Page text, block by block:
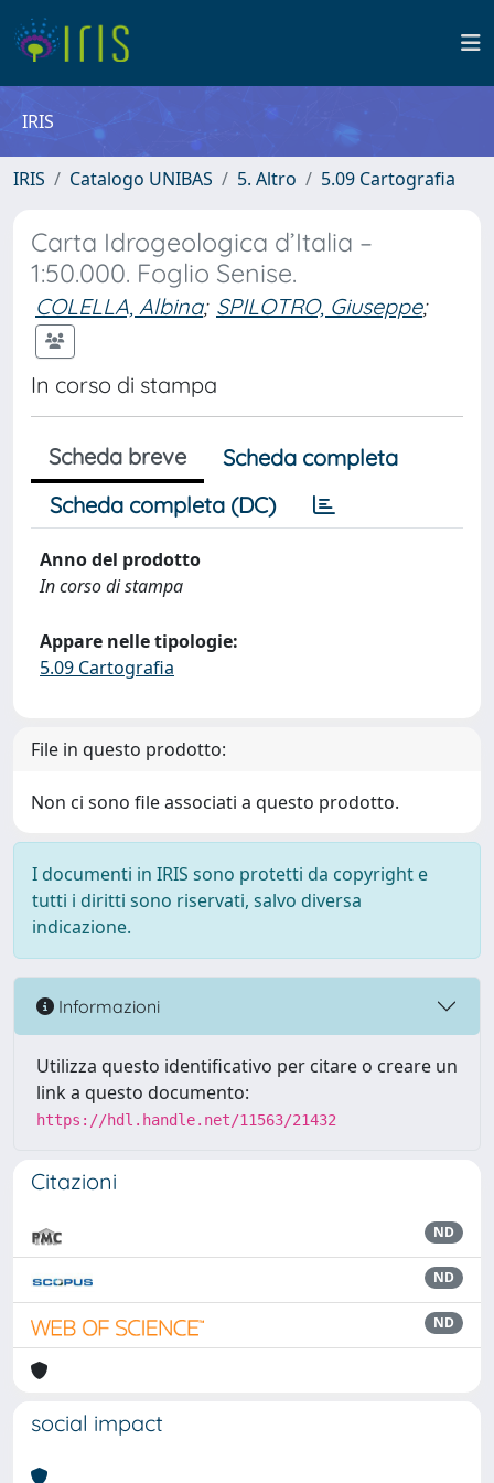
IRIS
IRIS Catalogo UNIBAS 5. Altro 5.09 Cartografia
Carta Idrogeologica d’Italia –
1:50.000. Foglio Senise.
COLELLA, Albina; SPILOTRO, Giuseppe;
In corso di stampa
Scheda breve
Scheda completa
Scheda completa (DC)
Anno del prodotto
In corso di stampa
Appare nelle tipologie:
5.09 Cartografia
File in questo prodotto:
Non ci sono file associati a questo prodotto.
I documenti in IRIS sono protetti da copyright e
tutti i diritti sono riservati, salvo diversa
indicazione.
Informazioni
Utilizza questo identificativo per citare o creare un
link a questo documento:
https://hdl.handle.net/11563/21432
Citazioni
ND
ND
ND
social impact